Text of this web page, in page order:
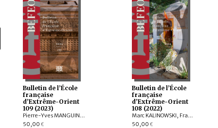
Bulletin de l’École
française
d’Extrême-Orient
109 (2023)
Pierre-Yves MANGUIN, Philippe PAPIN, Jean-Luc CHEVILLARD, Olivier de BERNON, François LAGIRARDE, Jiří JÁKL, Bertrand PORTE, Michel ANTELME, Volker GRABOWSKY, Thissana WEERAKIETSOONTORN, Raphaël MALANGIN, Nicolas SIMON, Peera PANARUT, Muhlis HADRAWI, Campbell MACKNIGHT, Kathryn WELLEN, Santi PAKDEEKHAM, HIEP Chan Vicheth
50,00 €
Bulletin de l’École
française
d’Extrême-Orient
108 (2022)
Marc KALINOWSKI, François LACHAUD, Arlo GRIFFITHS, Titi Surti NASTITI, Xavier HERMAND, EKO BASTIAWAN, Cuong T. MAI, QIAN Shenghua, Benjamin DANIELS
50,00 €